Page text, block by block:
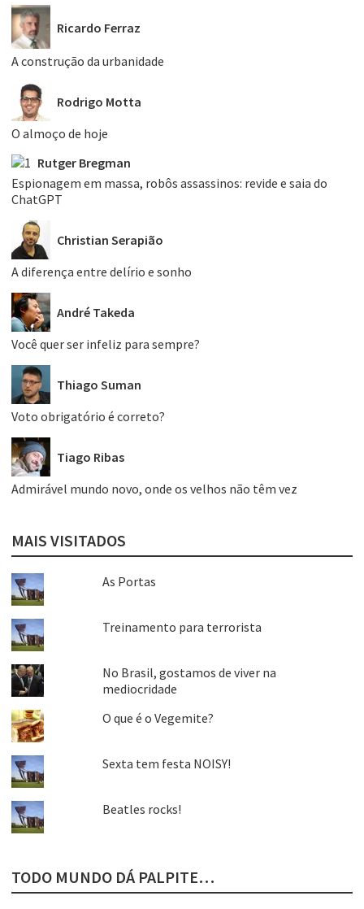
Ricardo Ferraz
A construção da urbanidade
Rodrigo Motta
O almoço de hoje
Rutger Bregman
Espionagem em massa, robôs assassinos: revide e saia do
ChatGPT
Christian Serapião
A diferença entre delírio e sonho
André Takeda
Você quer ser infeliz para sempre?
Thiago Suman
Voto obrigatório é correto?
Tiago Ribas
Admirável mundo novo, onde os velhos não têm vez
MAIS VISITADOS
As Portas
Treinamento para terrorista
No Brasil, gostamos de viver na
mediocridade
O que é o Vegemite?
Sexta tem festa NOISY!
Beatles rocks!
TODO MUNDO DÁ PALPITE…